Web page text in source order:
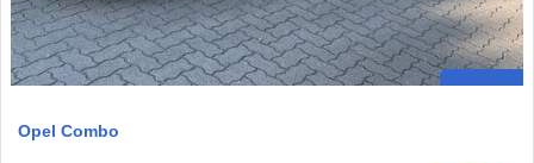
Opel Combo